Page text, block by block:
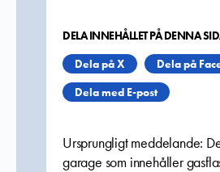
DELA INNEHÅLLET PÅ DENNA
Dela på X
Dela på
Dela med E-post
Ursprungligt meddelande:
garage som innehåller